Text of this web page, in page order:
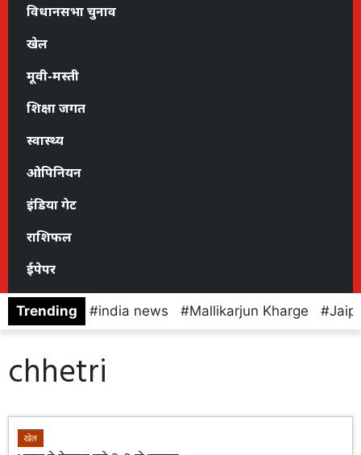
विधानसभा चुनाव
खेल
मूवी-मस्ती
शिक्षा जगत
स्वास्थ्य
ओपिनियन
इंडिया गेट
राशिफल
ईपेपर
Trending india news Mallikarjun Kharge
chhetri
खेल